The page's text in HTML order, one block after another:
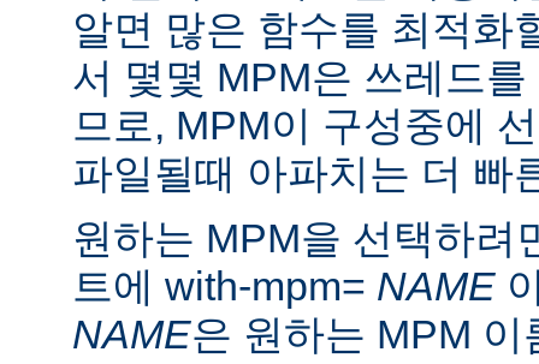
알면 많은 함수를 최적화
서 몇몇 MPM은 쓰레드
므로, MPM이 구성중에
파일될때 아파치는 더 빠
원하는 MPM을 선택하려
트에 with-mpm= NAME
NAME은 원하는 MPM 이